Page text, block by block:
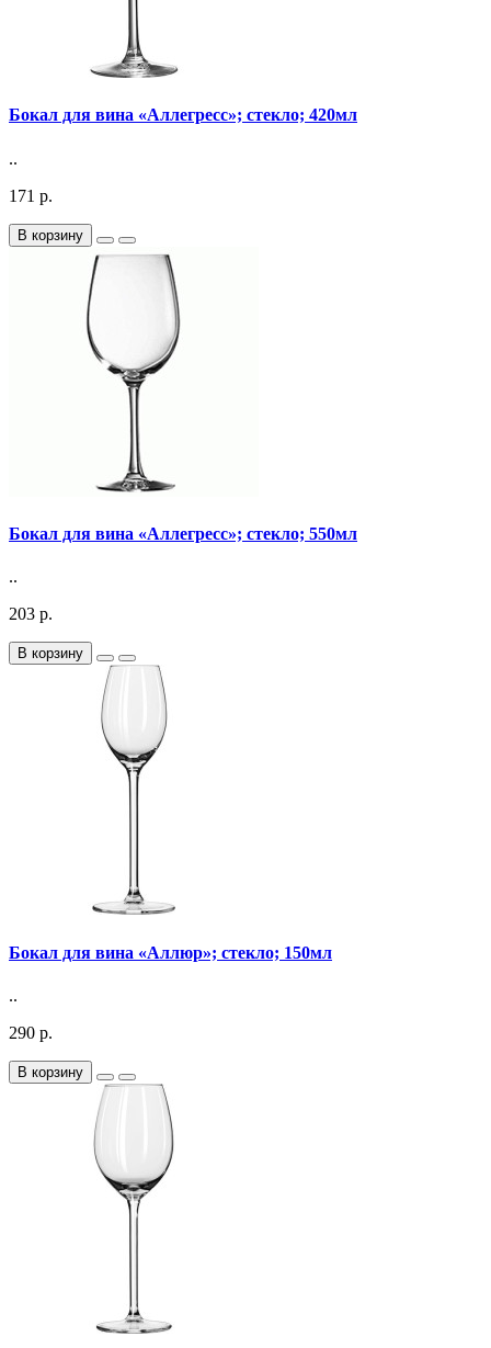
Бокал для вина «Аллегресс»; стекло; 420мл
..
171 р.
В корзину
Бокал для вина «Аллегресс»; стекло; 550мл
..
203 р.
В корзину
Бокал для вина «Аллюр»; стекло; 150мл
..
290 р.
В корзину